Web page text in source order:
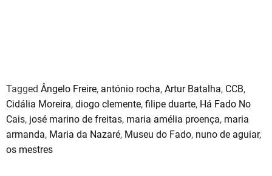
Tagged Ângelo Freire, antónio rocha, Artur Batalha, CCB,
Cidália Moreira, diogo clemente, filipe duarte, Há Fado No
Cais, josé marino de freitas, maria amélia proença, maria
armanda, Maria da Nazaré, Museu do Fado, nuno de aguiar,
os mestres